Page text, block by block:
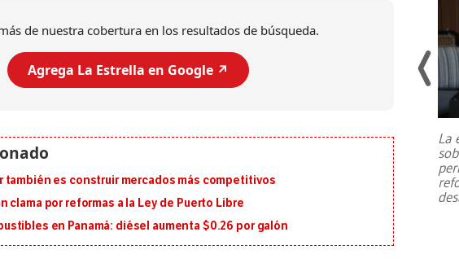
de nuestra cobertura en los resultados de búsqueda.
Agrega La Estrella en Google ↗️
también es construir mercados más competitivos
clama por reformas a la Ley de Puerto Libre
en Panamá: diésel aumenta $0.26 por galón
al sur de Japón, provocando una
La